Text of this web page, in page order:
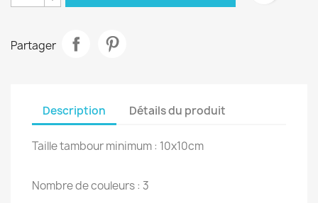
Partager
Description Détails du produit
Taille tambour minimum : 10x10cm
Nombre de couleurs : 3